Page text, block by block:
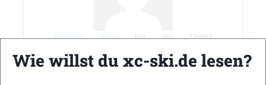
Katharina Allarshat das Thema
erstellt
vor 2 Jahre
Wie willst du xc-ski.de lesen?